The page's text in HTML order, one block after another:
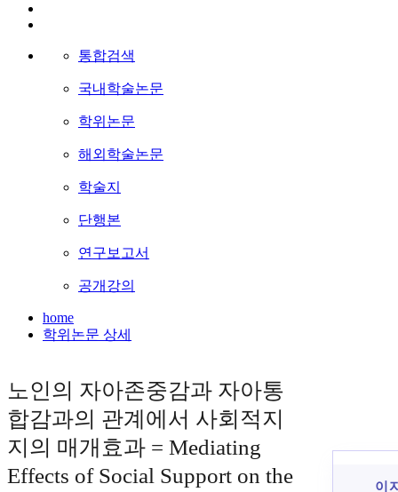
통합검색
국내학술논문
학위논문
해외학술논문
학술지
단행본
연구보고서
공개강의
home
학위논문 상세
노인의 자아존중감과 자아통
합감과의 관계에서 사회적지
지의 매개효과 = Mediating
Effects of Social Support on the
이